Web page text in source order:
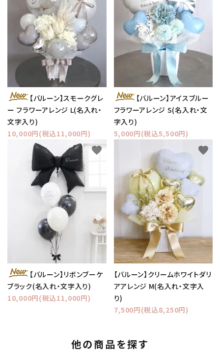
【バルーン】スモークグレ
ー フラワーアレンジ L(名入れ・
文字入り)
10,000円(税込11,000円)
【バルーン】アイスブルー
フラワーアレンジ S(名入れ・文
字入り)
5,000円(税込5,500円)
【バルーン】リボンブーケ
ブラック(名入れ・文字入り)
10,000円(税込11,000円)
favorite
【バルーン】クリームホワイトダリ
アアレンジ M(名入れ・文字入
り)
7,500円(税込8,250円)
favorite
他の商品を探す